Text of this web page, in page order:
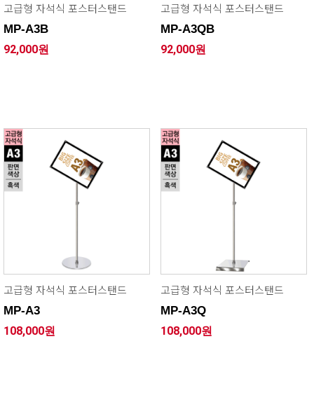
고급형 자석식 포스터스탠드
MP-A3B
92,000원
고급형 자석식 포스터스탠드
MP-A3QB
92,000원
고급형 자석식 포스터스탠드
MP-A3
108,000원
고급형 자석식 포스터스탠드
MP-A3Q
108,000원